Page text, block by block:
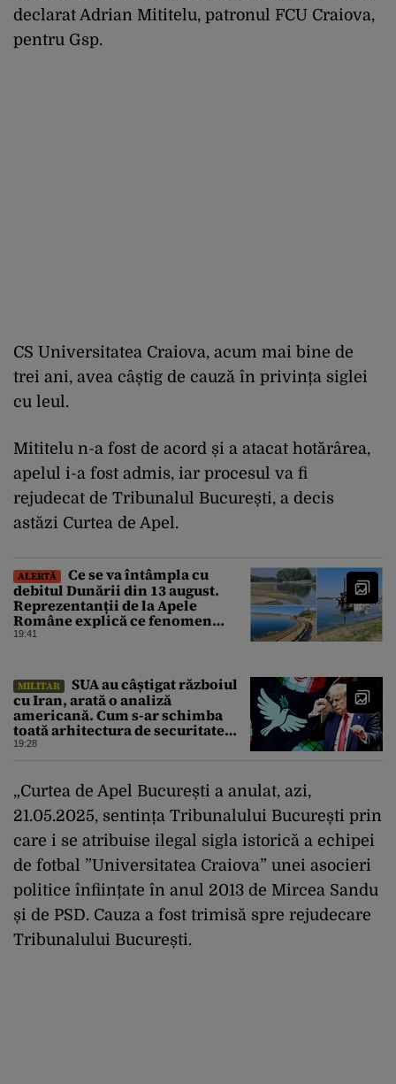
declarat Adrian Mititelu, patronul FCU Craiova,
pentru Gsp.
CS Universitatea Craiova, acum mai bine de
trei ani, avea câștig de cauză în privința siglei
cu leul.
Mititelu n-a fost de acord și a atacat hotărârea,
apelul i-a fost admis, iar procesul va fi
rejudecat de Tribunalul București, a decis
astăzi Curtea de Apel.
ALERTĂ
Ce se va întâmpla cu
debitul Dunării din 13 august.
Reprezentanții de la Apele
Române explică ce fenomen
urmează
19:41
MILITAR
SUA au câștigat războiul
cu Iran, arată o analiză
americană. Cum s-ar schimba
toată arhitectura de securitate
din Orientul Mijlociu
19:28
„Curtea de Apel București a anulat, azi,
21.05.2025, sentința Tribunalului București prin
care i se atribuise ilegal sigla istorică a echipei
de fotbal ”Universitatea Craiova” unei asocieri
politice înființate în anul 2013 de Mircea Sandu
și de PSD. Cauza a fost trimisă spre rejudecare
Tribunalului București.